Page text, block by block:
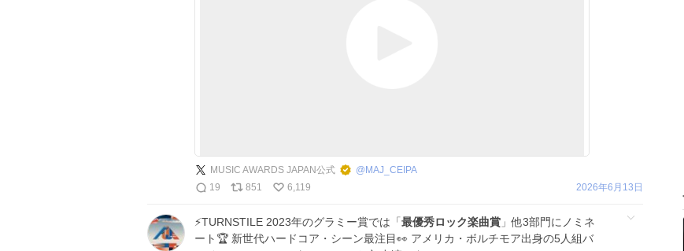
MUSIC AWARDS JAPAN公式 @ MAJ_CEIPA
19
851 6,119 2026年6月13日
⚡️TURNSTILE 2023年のグラミー賞では「 最優秀ロック楽曲賞 」他3部門にノミネ
ート🏆 新世代ハードコア・シーン最注目👀 アメリカ・ボルチモア出身の5人組バ